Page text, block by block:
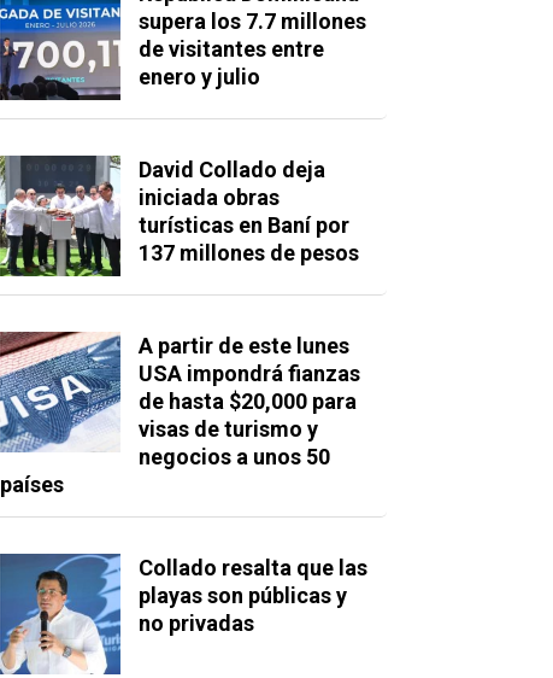
supera los 7.7 millones
de visitantes entre
enero y julio
David Collado deja
iniciada obras
turísticas en Baní por
137 millones de pesos
A partir de este lunes
USA impondrá fianzas
de hasta $20,000 para
visas de turismo y
negocios a unos 50
países
Collado resalta que las
playas son públicas y
no privadas